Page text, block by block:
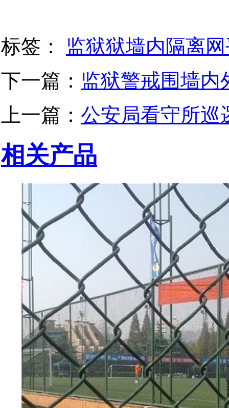
标签： 监狱狱墙内隔离
下一篇： 监狱警戒围墙内
上一篇： 公安局看守所巡
相关产品